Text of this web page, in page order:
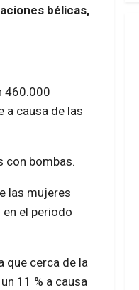
bélicas,
460.000
a causa de las
con bombas.
las mujeres
el periodo
que cerca de la
11 % a causa